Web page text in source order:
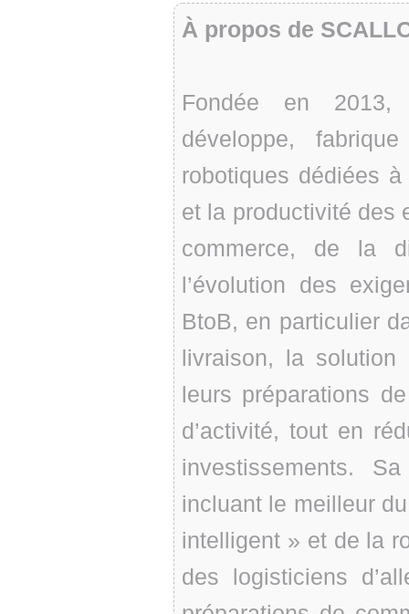
À propos de
Fondée en 2013,
développe,
robotiques dédiées à
et la productivité des
commerce, de la
l’évolution des
BtoB, en particulier
livraison, la solution
leurs préparations
d’activité, tout en
investissements.
incluant le meilleur
intelligent » et de la
des logisticiens